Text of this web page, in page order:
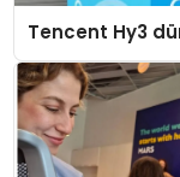
Tencent Hy3